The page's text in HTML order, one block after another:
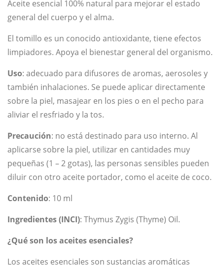
Bla
nco
Aceite esencial 100% natural para mejorar el estado
general del cuerpo y el alma.
El tomillo es un conocido antioxidante, tiene efectos
limpiadores. Apoya el bienestar general del organismo.
Uso: adecuado para difusores de aromas, aerosoles y
también inhalaciones. Se puede aplicar directamente
sobre la piel, masajear en los pies o en el pecho para
aliviar el resfriado y la tos.
Precaución: no está destinado para uso interno. Al
aplicarse sobre la piel, utilizar en cantidades muy
pequeñas (1 – 2 gotas), las personas sensibles pueden
diluir con otro aceite portador, como el aceite de coco.
Contenido: 10 ml
Ingredientes (INCI): Thymus Zygis (Thyme) Oil.
¿Qué son los aceites esenciales?
Los aceites esenciales son sustancias aromáticas